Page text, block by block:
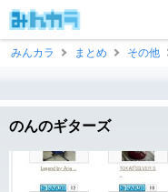
みんカラ
まとめ その他
のんのギターズ